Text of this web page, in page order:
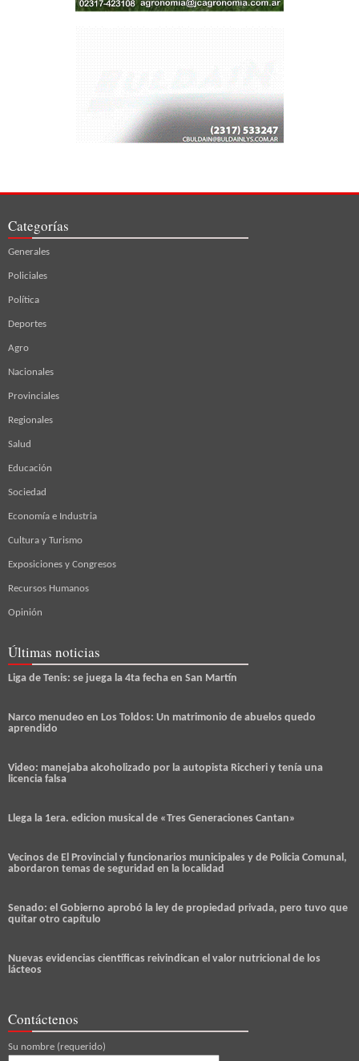
Categorías
Generales
Policiales
Política
Deportes
Agro
Nacionales
Provinciales
Regionales
Salud
Educación
Sociedad
Economía e Industria
Cultura y Turismo
Exposiciones y Congresos
Recursos Humanos
Opinión
Últimas noticias
Liga de Tenis: se juega la 4ta fecha en San Martín
Narco menudeo en Los Toldos: Un matrimonio de abuelos quedo
aprendido
Video: manejaba alcoholizado por la autopista Riccheri y tenía una
licencia falsa
Llega la 1era. edicion musical de «Tres Generaciones Cantan»
Vecinos de El Provincial y funcionarios municipales y de Policia Comunal,
abordaron temas de seguridad en la localidad
Senado: el Gobierno aprobó la ley de propiedad privada, pero tuvo que
quitar otro capítulo
Nuevas evidencias científicas reivindican el valor nutricional de los
lácteos
Contáctenos
Su nombre (requerido)